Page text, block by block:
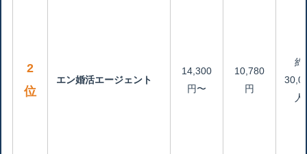
2
位
エン婚活エージェント
14,300
円〜
10,780
円
約
人